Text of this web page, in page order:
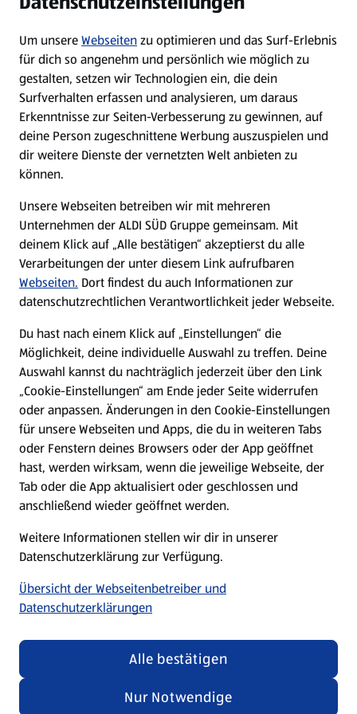
WhatsApp
Über ALDI SÜD
Filialen
Nachhaltigkeit
Karriere
Presse
Hilfe & Kontakt
(öffnet in einem neuen Tab)
Unternehmen
Folge uns hier:
Datenschutz- und Richtlinienmenü
Cookie-Einstellungen
Impressum
Nutzungsbedingungen
Security Policy
Um unsereWebseitenzu optimieren und das Surf-Erlebnis
für dich so angenehm und persönlich wie möglich zu
gestalten, setzen wir Technologien ein, die dein
Surfverhalten erfassen und analysieren, um daraus
Erkenntnisse zur Seiten-Verbesserung zu gewinnen, auf
deine Person zugeschnittene Werbung auszuspielen und
dir weitere Dienste der vernetzten Welt anbieten zu
können.
Unsere Webseiten betreiben wir mit mehreren
Unternehmen der ALDI SÜD Gruppe gemeinsam. Mit
deinem Klick auf „Alle bestätigen“ akzeptierst du alle
Verarbeitungen der unter diesem Link aufrufbaren
Webseiten. Dort findest du auch Informationen zur
datenschutzrechtlichen Verantwortlichkeit jeder Webseite.
Du hast nach einem Klick auf „Einstellungen“ die
Möglichkeit, deine individuelle Auswahl zu treffen. Deine
Auswahl kannst du nachträglich jederzeit über den Link
„Cookie-Einstellungen“ am Ende jeder Seite widerrufen
oder anpassen. Änderungen in den Cookie-Einstellungen
für unsere Webseiten und Apps, die du in weiteren Tabs
oder Fenstern deines Browsers oder der App geöffnet
hast, werden wirksam, wenn die jeweilige Webseite, der
Tab oder die App aktualisiert oder geschlossen und
anschließend wieder geöffnet werden.
Weitere Informationen stellen wir dir in unserer
Datenschutzerklärung zur Verfügung.
Übersicht der Webseitenbetreiber und
Datenschutzerklärungen
Nur Notwendige
Alle bestätigen